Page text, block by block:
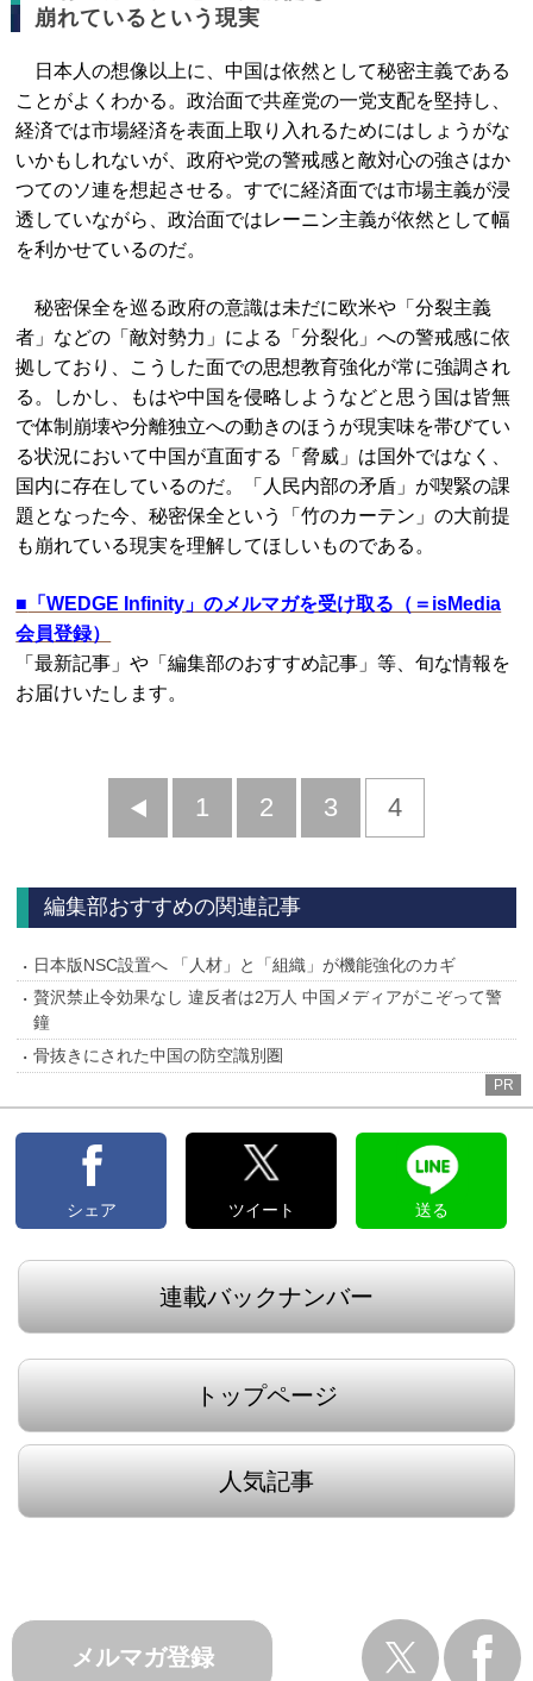
崩れているという現実
日本人の想像以上に、中国は依然として秘密主義である
ことがよくわかる。政治面で共産党の一党支配を堅持し、
経済では市場経済を表面上取り入れるためにはしょうがな
いかもしれないが、政府や党の警戒感と敵対心の強さはか
つてのソ連を想起させる。すでに経済面では市場主義が浸
透していながら、政治面ではレーニン主義が依然として幅
を利かせているのだ。
秘密保全を巡る政府の意識は未だに欧米や「分裂主義
者」などの「敵対勢力」による「分裂化」への警戒感に依
拠しており、こうした面での思想教育強化が常に強調され
る。しかし、もはや中国を侵略しようなどと思う国は皆無
で体制崩壊や分離独立への動きのほうが現実味を帯びてい
る状況において中国が直面する「脅威」は国外ではなく、
国内に存在しているのだ。「人民内部の矛盾」が喫緊の課
題となった今、秘密保全という「竹のカーテン」の大前提
も崩れている現実を理解してほしいものである。
■ 「WEDGE Infinity」のメルマガを受け取る（＝isMedia
会員登録）
「最新記事」や「編集部のおすすめ記事」等、旬な情報を
お届けいたします。
前
1 2 3 4
編集部おすすめの関連記事
日本版NSC設置へ 「人材」と「組織」が機能強化のカギ
贅沢禁止令効果なし 違反者は2万人 中国メディアがこぞって警
鐘
骨抜きにされた中国の防空識別圏
PR
シェア ツイート 送る
連載バックナンバー
トップページ
人気記事
メルマガ登録